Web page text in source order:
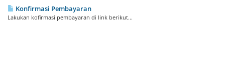
Konfirmasi Pembayaran
Lakukan kofirmasi pembayaran di link berikut...